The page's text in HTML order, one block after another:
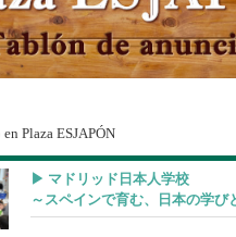
Plaza ESJAPÓN
▶︎ マドリッド日本人学校
～スペインで育む、日本の学び